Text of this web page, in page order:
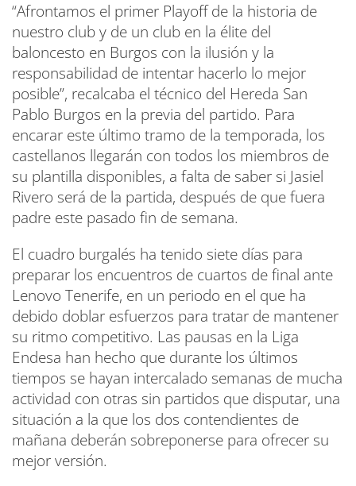
“Afrontamos el primer Playoff de la historia de
nuestro club y de un club en la élite del
baloncesto en Burgos con la ilusión y la
responsabilidad de intentar hacerlo lo mejor
posible”, recalcaba el técnico del Hereda San
Pablo Burgos en la previa del partido. Para
encarar este último tramo de la temporada, los
castellanos llegarán con todos los miembros de
su plantilla disponibles, a falta de saber si Jasiel
Rivero será de la partida, después de que fuera
padre este pasado fin de semana.
El cuadro burgalés ha tenido siete días para
preparar los encuentros de cuartos de final ante
Lenovo Tenerife, en un periodo en el que ha
debido doblar esfuerzos para tratar de mantener
su ritmo competitivo. Las pausas en la Liga
Endesa han hecho que durante los últimos
tiempos se hayan intercalado semanas de mucha
actividad con otras sin partidos que disputar, una
situación a la que los dos contendientes de
mañana deberán sobreponerse para ofrecer su
mejor versión.